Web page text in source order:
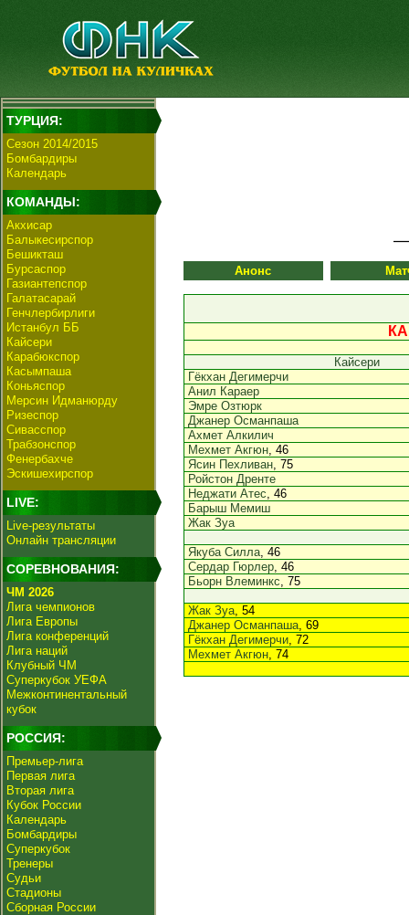
ТУРЦИЯ:
Сезон 2014/2015
Бомбардиры
Календарь
КОМАНДЫ:
Акхисар
Балыкесирспор
Бешикташ
Бурсаспор
Газиантепспор
Галатасарай
Генчлербирлиги
Истанбул ББ
Кайсери
Карабюкспор
Касымпаша
Коньяспор
Мерсин Идманюрду
Ризеспор
Сивасспор
Трабзонспор
Фенербахче
Эскишехирспор
LIVE:
Live-результаты
Онлайн трансляции
СОРЕВНОВАНИЯ:
ЧМ 2026
Лига чемпионов
Лига Европы
Лига конференций
Лига наций
Клубный ЧМ
Суперкубок УЕФА
Межконтинентальный
кубок
РОССИЯ:
Премьер-лига
Первая лига
Вторая лига
Кубок России
Календарь
Бомбардиры
Суперкубок
Тренеры
Судьи
Стадионы
Сборная России
Анонс
Кайсери
Гёкхан Дегимерчи
Анил Караер
Эмре Озтюрк
Джанер Османпаша
Ахмет Алкилич
Мехмет Акгюн, 46
Ясин Пехливан, 75
Ройстон Дренте
Неджати Атес, 46
Барыш Мемиш
Жак Зуа
Якуба Силла, 46
Сердар Гюрлер, 46
Бьорн Влеминкс, 75
Жак Зуа, 54
Джанер Османпаша, 69
Гёкхан Дегимерчи, 72
Мехмет Акгюн, 74